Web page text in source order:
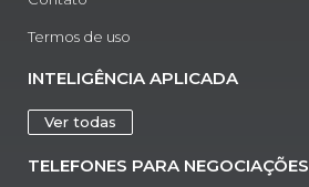
Termos de uso
INTELIGÊNCIA APLICADA
Ver todas
TELEFONES PARA NEGOCIAÇÕES